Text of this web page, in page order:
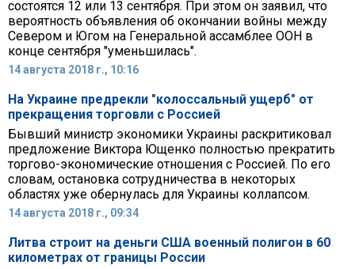
состоятся 12 или 13 сентября. При этом он заявил, что
вероятность объявления об окончании войны между
Севером и Югом на Генеральной ассамблее ООН в
конце сентября "уменьшилась".
14 августа 2018 г., 10:16
На Украине предрекли "колоссальный ущерб" от
прекращения торговли с Россией
Бывший министр экономики Украины раскритиковал
предложение Виктора Ющенко полностью прекратить
торгово-экономические отношения с Россией. По его
словам, остановка сотрудничества в некоторых
областях уже обернулась для Украины коллапсом.
14 августа 2018 г., 09:34
Литва строит на деньги США военный полигон в 60
километрах от границы России